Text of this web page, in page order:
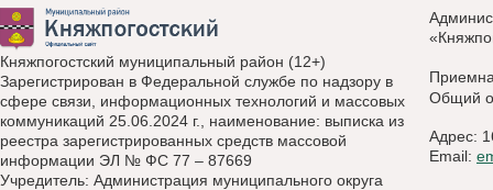
Княжпогостский муниципальный район (12+)
Зарегистрирован в Федеральной службе по надзору в
сфере связи, информационных технологий и массовых
коммуникаций 25.06.2024 г., наименование: выписка из
реестра зарегистрированных средств массовой
информации ЭЛ № ФС 77 – 87669
Учредитель: Администрация муниципального округа
Общий
Адрес:
Email: